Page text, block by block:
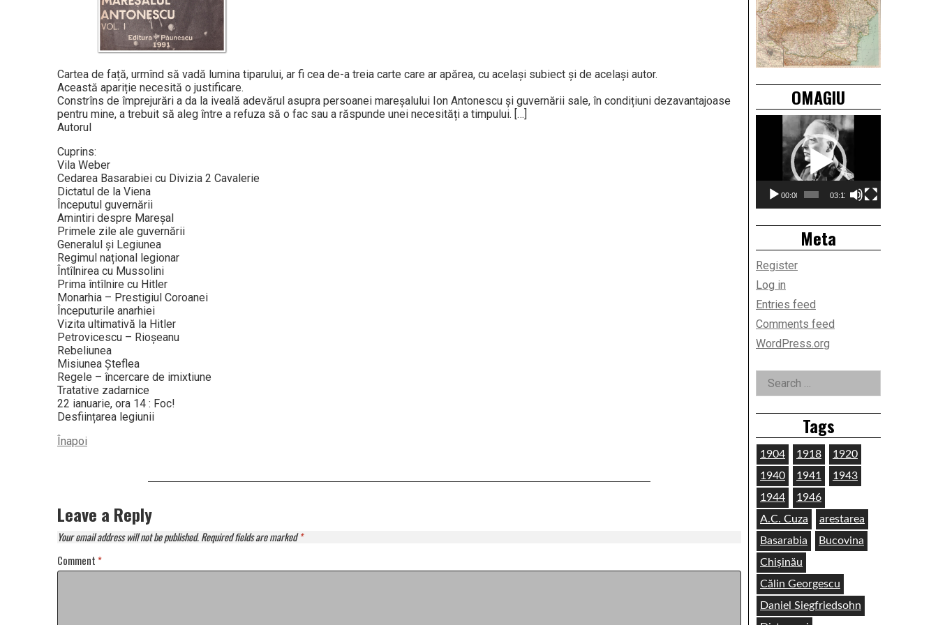
Cartea de față, urmînd să vadă lumina tiparului, ar fi cea de-a treia carte care ar apărea, cu același subiect și de același autor.
Această apariție necesită o justificare.
Constrîns de împrejurări a da la iveală adevărul asupra persoanei mareșalului Ion Antonescu și guvernării sale, în condițiuni dezavantajoase
pentru mine, a trebuit să aleg între a refuza să o fac sau a răspunde unei necesități a timpului. […]
Autorul
Cuprins:
Vila Weber
Cedarea Basarabiei cu Divizia 2 Cavalerie
Dictatul de la Viena
Începutul guvernării
Amintiri despre Mareșal
Primele zile ale guvernării
Generalul și Legiunea
Regimul național legionar
Întîlnirea cu Mussolini
Prima întîlnire cu Hitler
Monarhia – Prestigiul Coroanei
Începuturile anarhiei
Vizita ultimativă la Hitler
Petrovicescu – Rioșeanu
Rebeliunea
Misiunea Șteflea
Regele – încercare de imixtiune
Tratative zadarnice
22 ianuarie, ora 14 : Foc!
Desființarea legiunii
Înapoi
Leave a Reply
Your email address will not be published.Required fields are marked*
Comment *
OMAGIU
Video
Player
00:00 03:11
Meta
Register
Log in
Entries feed
Comments feed
WordPress.org
Search
for:
Tags
1904 1918
1920
1940
1941
1943
1944
1946
A.C. Cuza
arestarea
Basarabia
Bucovina
Chișinău
Călin Georgescu
Daniel Siegfriedsohn